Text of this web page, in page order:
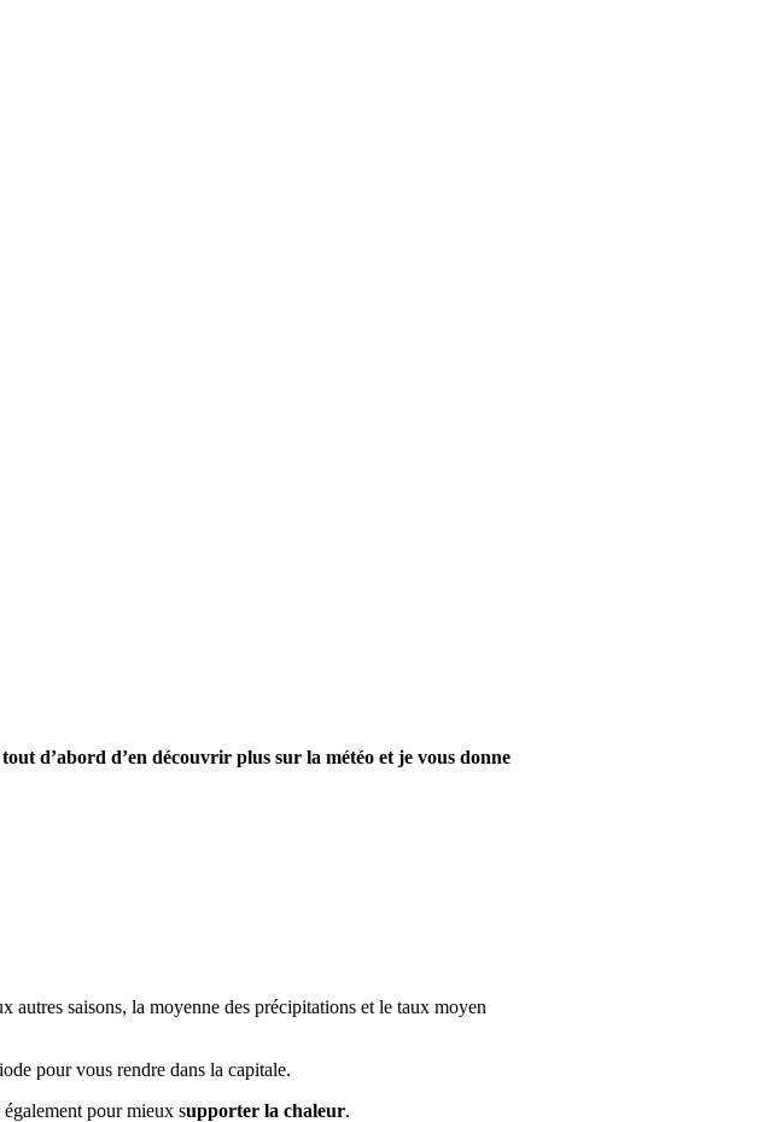
d’abord d’en découvrir plus sur la météo et je vous donne
autres saisons, la moyenne des précipitations et le taux moyen
pour vous rendre dans la capitale.
pour mieux supporter la chaleur.